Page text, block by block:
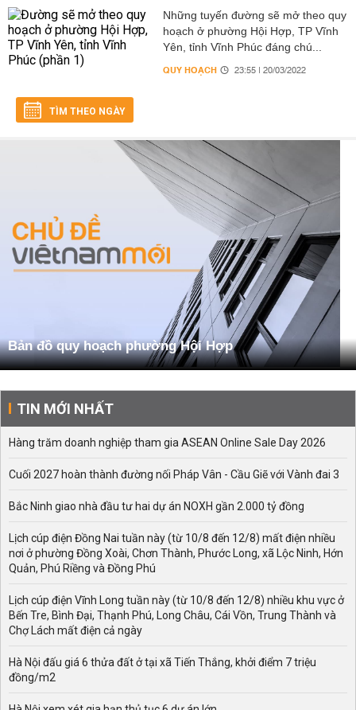
Những tuyến đường sẽ mở theo quy
hoạch ở phường Hội Hợp, TP Vĩnh
Yên, tỉnh Vĩnh Phúc đáng chú...
QUY HOẠCH 23:55 | 20/03/2022
TÌM THEO NGÀY
Bản đồ quy hoạch phường Hội Hợp
TIN MỚI NHẤT
Hàng trăm doanh nghiệp tham gia ASEAN Online Sale Day 2026
Cuối 2027 hoàn thành đường nối Pháp Vân - Cầu Giẽ với Vành đai 3
Bắc Ninh giao nhà đầu tư hai dự án NOXH gần 2.000 tỷ đồng
Lịch cúp điện Đồng Nai tuần này (từ 10/8 đến 12/8) mất điện nhiều
nơi ở phường Đồng Xoài, Chơn Thành, Phước Long, xã Lộc Ninh, Hớn
Quản, Phú Riềng và Đồng Phú
Lịch cúp điện Vĩnh Long tuần này (từ 10/8 đến 12/8) nhiều khu vực ở
Bến Tre, Bình Đại, Thạnh Phú, Long Châu, Cái Vồn, Trung Thành và
Chợ Lách mất điện cả ngày
Hà Nội đấu giá 6 thửa đất ở tại xã Tiến Thắng, khởi điểm 7 triệu
đồng/m2